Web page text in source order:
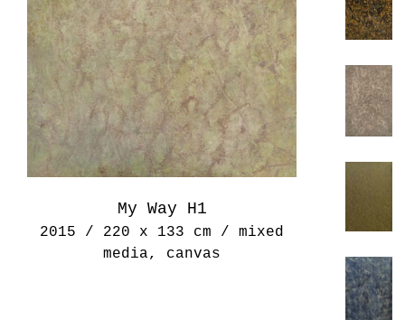
My Way H1
2015 / 220 x 133 cm / mixed
media, canvas